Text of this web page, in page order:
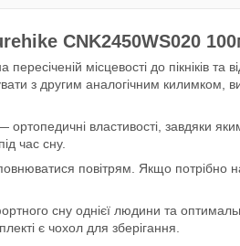
CNK2450WS020
місцевості до пікніків та
з другим аналогічним килимком,
властивості, завдяки
час сну.
повітрям. Якщо потрібно
сну однієї людини та
є чохол для зберігання.